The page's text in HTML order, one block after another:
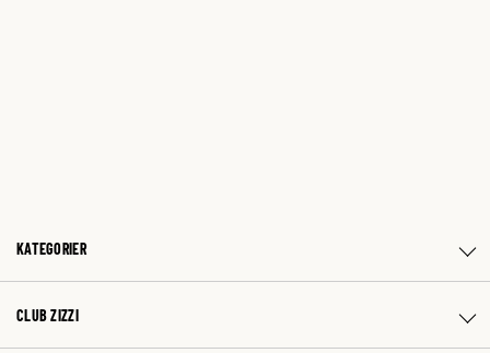
KATEGORIER
CLUB ZIZZI